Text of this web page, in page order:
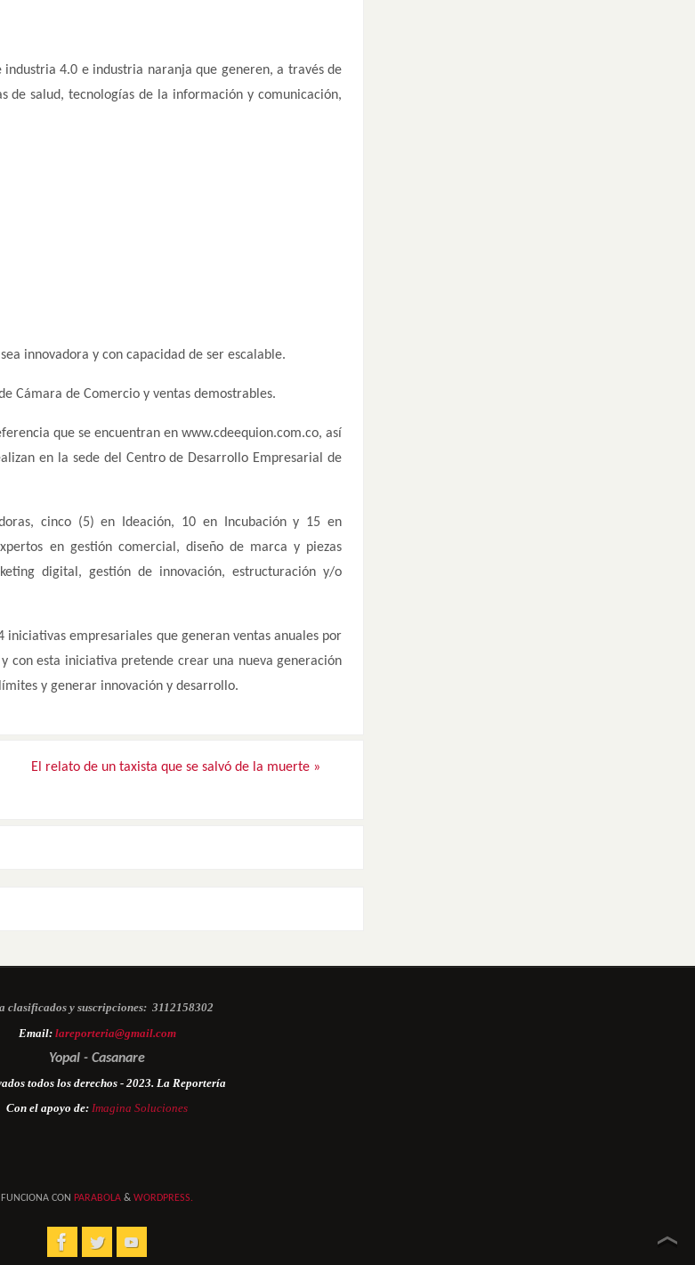
4.0 e industria naranja que generen, a través de
de salud, tecnologías de la información y comunicación,
innovadora y con capacidad de ser escalable.
Cámara de Comercio y ventas demostrables.
que se encuentran en www.cdeequion.com.co, así
en la sede del Centro de Desarrollo Empresarial de
cinco (5) en Ideación, 10 en Incubación y 15 en
en gestión comercial, diseño de marca y piezas
digital, gestión de innovación, estructuración y/o
iniciativas empresariales que generan ventas anuales por
con esta iniciativa pretende crear una nueva generación
y generar innovación y desarrollo.
El relato de un taxista que se salvó de la muerte »
clasificados y suscripciones: 3112158302
Email: lareporteria@gmail.com
Yopal - Casanare
todos los derechos - 2023. La Reportería
Con el apoyo de: Imagina Soluciones
FUNCIONA CON PARABOLA & WORDPRESS.